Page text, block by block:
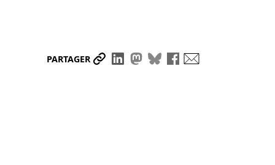
PARTAGER Partager le lien
Partager sur LinkedIn
Partager sur Mastodon
Partager sur Bluesky
Partager sur